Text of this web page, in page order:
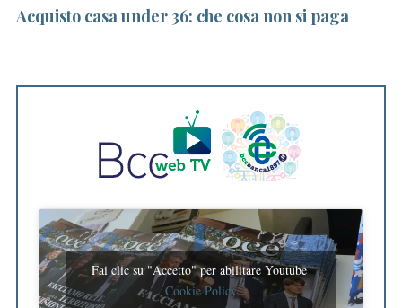
Acquisto casa under 36: che cosa non si paga
Fai clic su "Accetto" per abilitare Youtube
Cookie Policy